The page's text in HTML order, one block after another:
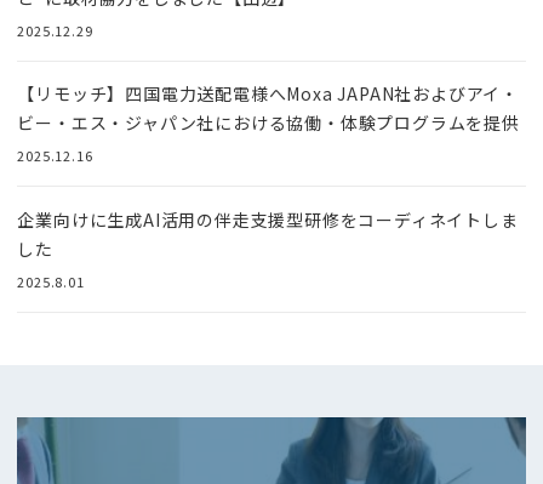
2025.12.29
【リモッチ】四国電⼒送配電様へMoxa JAPAN社およびアイ・
ビー・エス・ジャパン社における協働・体験プログラムを提供
2025.12.16
企業向けに生成AI活用の伴走支援型研修をコーディネイトしま
した
2025.8.01